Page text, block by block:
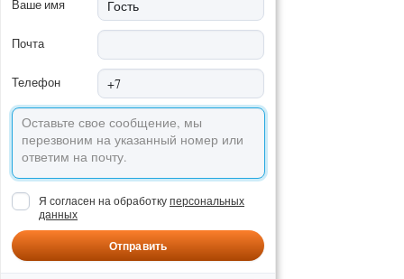
Ваше имя
Почта
Телефон
Я согласен на обработкуперсональных
данных
Отправить